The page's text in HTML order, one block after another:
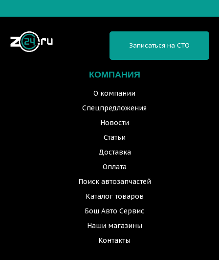
КОМПАНИЯ
О компании
Спецпредложения
Новости
Статьи
Доставка
Оплата
Поиск автозапчастей
Каталог товаров
Бош Авто Сервис
Наши магазины
Контакты
Записаться на СТО